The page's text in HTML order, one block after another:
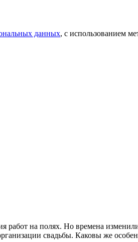
данных, с использованием
работ на полях. Но времена
свадьбы. Каковы же